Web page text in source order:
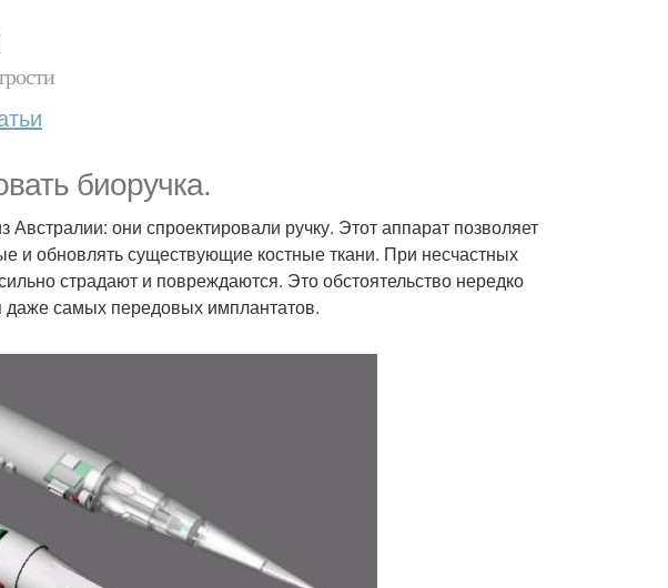
биоручка.
они спроектировали ручку. Этот аппарат позволяет
и обновлять существующие костные ткани. При несчастных
страдают и повреждаются. Это обстоятельство нередко
даже самых передовых имплантатов.